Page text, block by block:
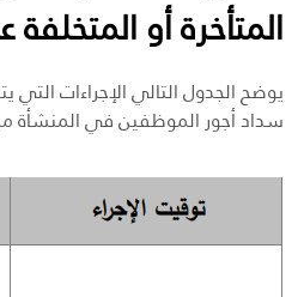
المتأخرة أو المتخلفة
يوضح الجدول التالي الإجراءات التي
سداد أجور الموظفين في المنشأة